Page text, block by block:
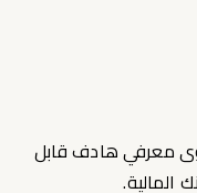
معرفي هادف قابل
المالية.